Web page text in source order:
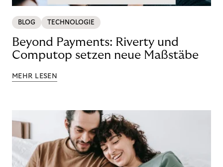
BLOG TECHNOLOGIE
Beyond Payments: Riverty und
Computop setzen neue Maßstäbe
MEHR LESEN